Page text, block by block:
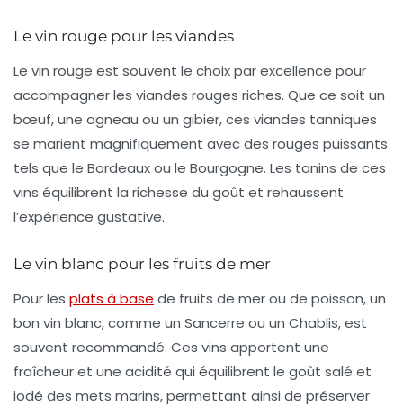
Le vin rouge pour les viandes
Le vin rouge est souvent le choix par excellence pour
accompagner les viandes rouges riches. Que ce soit un
bœuf, une agneau ou un gibier, ces viandes tanniques
se marient magnifiquement avec des rouges puissants
tels que le Bordeauxou le Bourgogne. Les tanins de ces
vins équilibrent la richesse du goût et rehaussent
l’expérience gustative.
Le vin blanc pour les fruits de mer
Pour les plats à base de fruits de merou de poisson, un
bon vin blanc, comme un Sancerre ou un Chablis, est
souvent recommandé. Ces vins apportent une
fraîcheur et une acidité qui équilibrent le goût salé et
iodé des mets marins, permettant ainsi de préserver